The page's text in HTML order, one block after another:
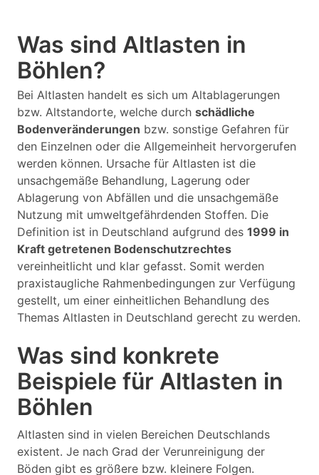
Was sind Altlasten in
Böhlen?
Bei Altlasten handelt es sich um Altablagerungen
bzw. Altstandorte, welche durch schädliche
Bodenveränderungen bzw. sonstige Gefahren für
den Einzelnen oder die Allgemeinheit hervorgerufen
werden können. Ursache für Altlasten ist die
unsachgemäße Behandlung, Lagerung oder
Ablagerung von Abfällen und die unsachgemäße
Nutzung mit umweltgefährdenden Stoffen. Die
Definition ist in Deutschland aufgrund des 1999 in
Kraft getretenen Bodenschutzrechtes
vereinheitlicht und klar gefasst. Somit werden
praxistaugliche Rahmenbedingungen zur Verfügung
gestellt, um einer einheitlichen Behandlung des
Themas Altlasten in Deutschland gerecht zu werden.
Was sind konkrete
Beispiele für Altlasten in
Böhlen
Altlasten sind in vielen Bereichen Deutschlands
existent. Je nach Grad der Verunreinigung der
Böden gibt es größere bzw. kleinere Folgen.